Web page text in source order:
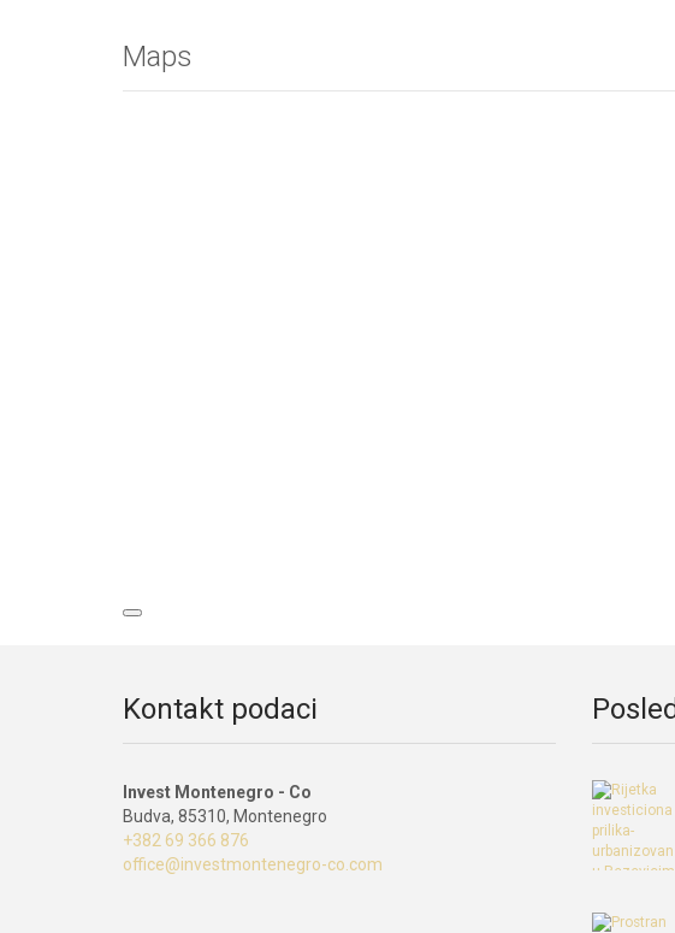
Maps
Kontakt podaci
Invest Montenegro - Co
Budva, 85310, Montenegro
+382 69 366 876
office@investmontenegro-co.com